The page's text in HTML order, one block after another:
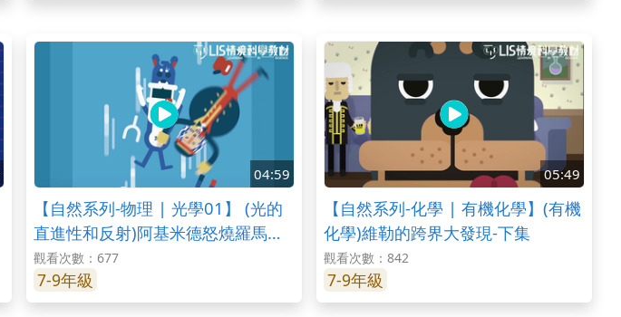
04:59
【自然系列-物理 | 光學01】 (光的
直進性和反射)阿基米德怒燒羅馬大
（？）軍-part1
觀看次數：677
7-9年級
05:49
【自然系列-化學 | 有機化學】(有機
化學)維勒的跨界大發現-下集
觀看次數：842
7-9年級